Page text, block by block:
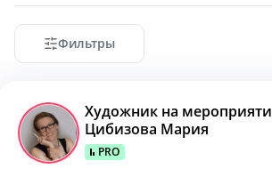
Фильтры
Художник на
Цибизова Мария
PRO